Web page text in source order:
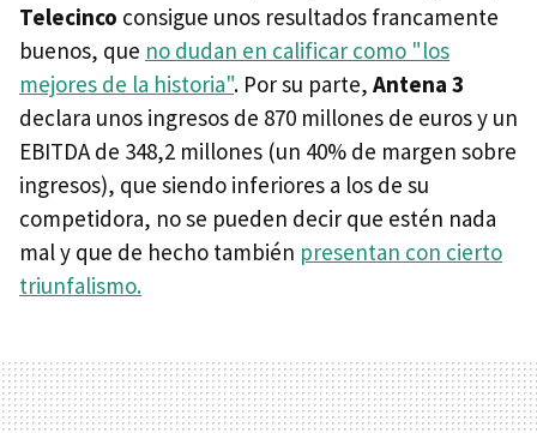
Telecinco consigue unos resultados francamente
buenos, que no dudan en calificar como "los
mejores de la historia". Por su parte, Antena 3
declara unos ingresos de 870 millones de euros y un
EBITDA de 348,2 millones (un 40% de margen sobre
ingresos), que siendo inferiores a los de su
competidora, no se pueden decir que estén nada
mal y que de hecho también presentan con cierto
triunfalismo.